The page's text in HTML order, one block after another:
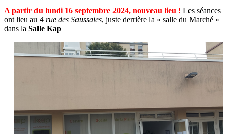
A partir du lundi 16 septembre 2024, nouveau lieu ! Les séances
ont lieu au 4 rue des Saussaies, juste derrière la « salle du Marché »
dans la Salle Kap